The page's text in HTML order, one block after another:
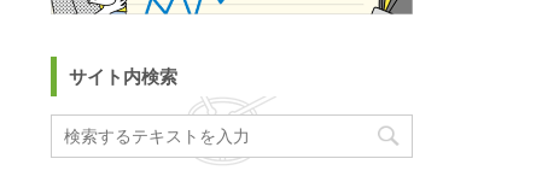
サイト内検索